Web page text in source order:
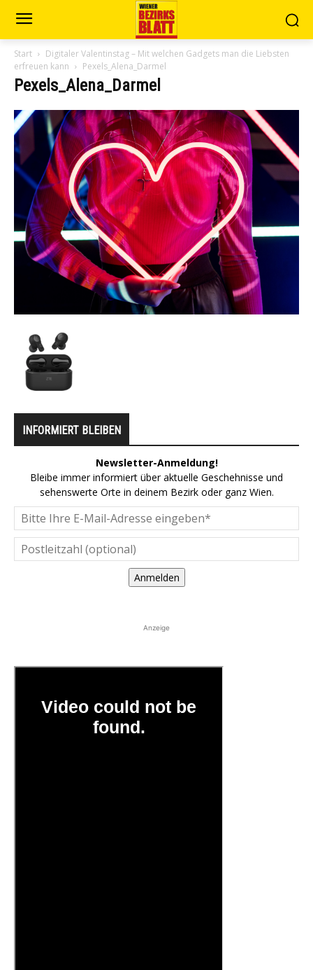
Start
Digitaler Valentinstag – Mit welchen Gadgets man die Liebsten
erfreuen kann
Pexels_Alena_Darmel
Pexels_Alena_Darmel
INFORMIERT BLEIBEN
Newsletter-Anmeldung!
Bleibe immer informiert über aktuelle Geschehnisse und
sehenswerte Orte in deinem Bezirk oder ganz Wien.
Anmelden
Anzeige